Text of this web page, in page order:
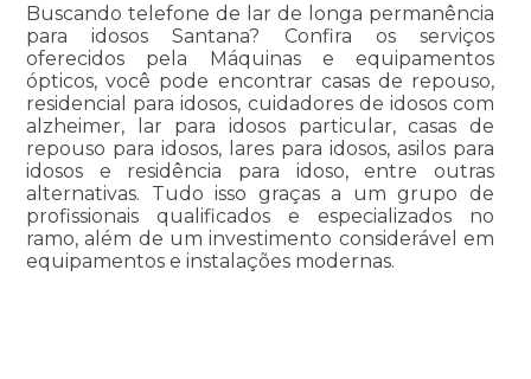
Buscando telefone de lar de longa permanência
para idosos Santana? Confira os serviços
oferecidos pela Máquinas e equipamentos
ópticos, você pode encontrar casas de repouso,
residencial para idosos, cuidadores de idosos com
alzheimer, lar para idosos particular, casas de
repouso para idosos, lares para idosos, asilos para
idosos e residência para idoso, entre outras
alternativas. Tudo isso graças a um grupo de
profissionais qualificados e especializados no
ramo, além de um investimento considerável em
equipamentos e instalações modernas.